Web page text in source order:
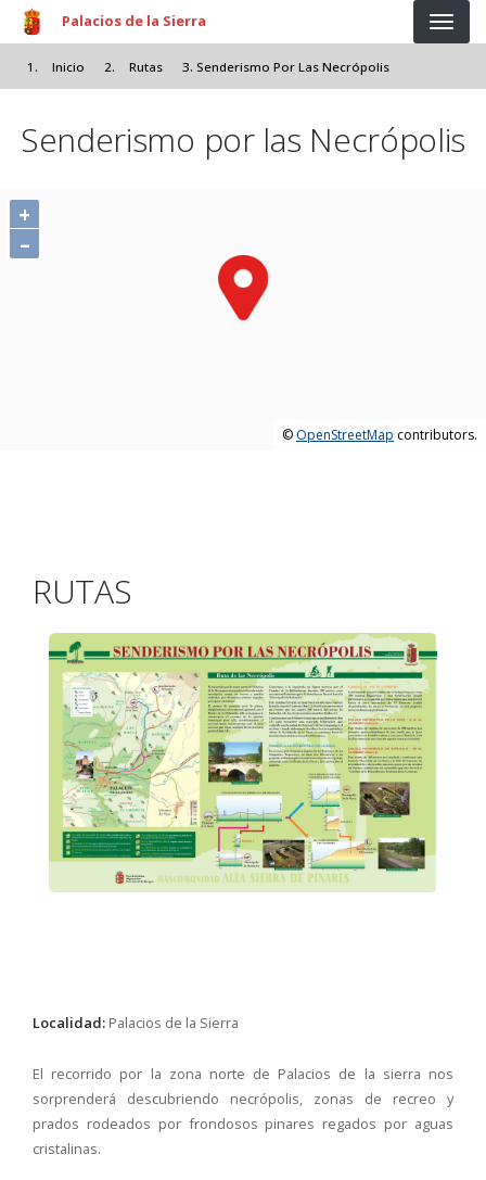
Pasar al contenido principal
Palacios de la Sierra
Inicio Rutas Senderismo Por Las Necrópolis
Senderismo por las Necrópolis
+
–
© OpenStreetMap contributors.
RUTAS
Localidad: Palacios de la Sierra
El recorrido por la zona norte de Palacios de la sierra nos
sorprenderá descubriendo necrópolis, zonas de recreo y
prados rodeados por frondosos pinares regados por aguas
cristalinas.